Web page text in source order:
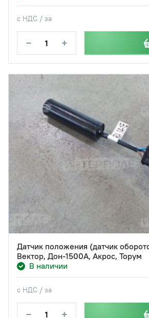
с НДС / за
− +
Датчик положения (датчик
Вектор, Дон-1500А, Акрос, Торум
В наличии
с НДС / за
− +